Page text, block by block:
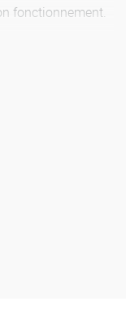
fonctionnement.
niveau attendu
niveau attendu